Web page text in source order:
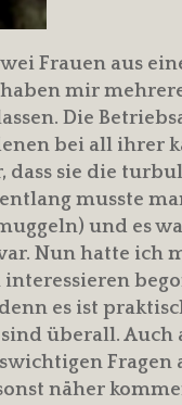
Frauen aus
mir
Die
bei all ihrer
dass sie die
musste
und es
Nun hatte
denn es ist
überall. Auch
näher